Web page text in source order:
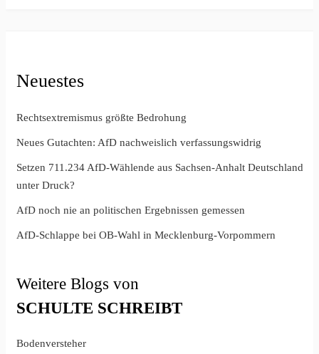
Neuestes
Rechtsextremismus größte Bedrohung
Neues Gutachten: AfD nachweislich verfassungswidrig
Setzen 711.234 AfD-Wählende aus Sachsen-Anhalt Deutschland
unter Druck?
AfD noch nie an politischen Ergebnissen gemessen
AfD-Schlappe bei OB-Wahl in Mecklenburg-Vorpommern
Weitere Blogs von
SCHULTE SCHREIBT
Bodenversteher